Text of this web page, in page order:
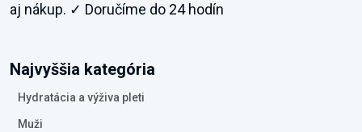
aj nákup. ✓ Doručíme do 24 hodín
Najvyššia kategória
Hydratácia a výživa pleti
Muži